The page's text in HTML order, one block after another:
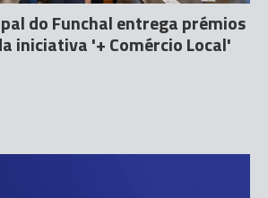
do Funchal entrega prémios
iniciativa '+ Comércio Local'